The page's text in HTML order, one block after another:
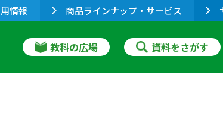
情報 商品ラインナップ・サービス
教科の広場 資料をさがす